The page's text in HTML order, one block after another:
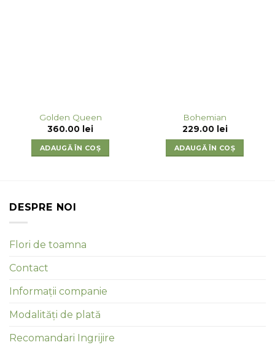
Golden Queen
360.00 lei
ADAUGĂ ÎN COȘ
Bohemian
229.00 lei
ADAUGĂ ÎN COȘ
DESPRE NOI
Flori de toamna
Contact
Informații companie
Modalități de plată
Recomandari Ingrijire